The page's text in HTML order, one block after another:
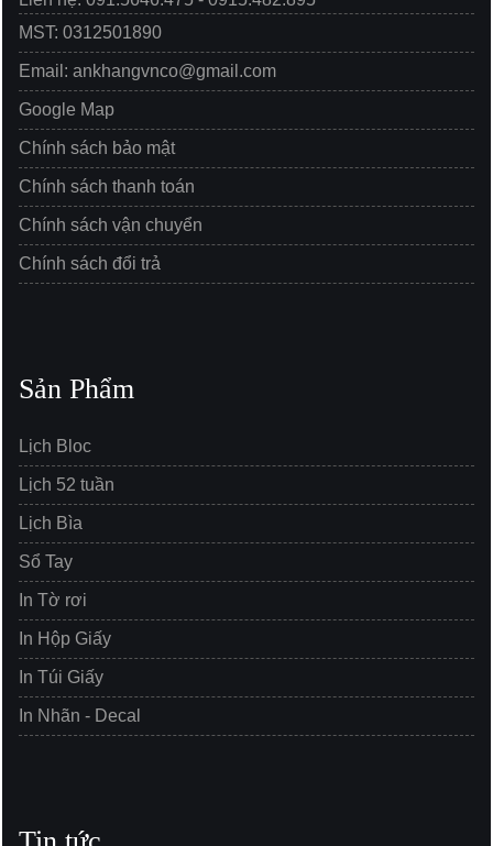
MST: 0312501890
Email: ankhangvnco@gmail.com
Google Map
Chính sách bảo mật
Chính sách thanh toán
Chính sách vận chuyển
Chính sách đổi trả
Sản Phẩm
Lịch Bloc
Lịch 52 tuần
Lịch Bìa
Sổ Tay
In Tờ rơi
In Hộp Giấy
In Túi Giấy
In Nhãn - Decal